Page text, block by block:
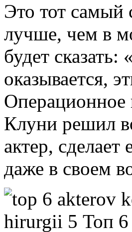
Это тот самый
лучше, чем в
будет
оказывается,
Операционное
Клуни решил
актер,
даже в своем